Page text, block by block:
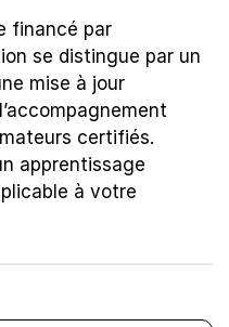
financé par
se distingue par un
mise à jour
certifiés.
apprentissage
à votre